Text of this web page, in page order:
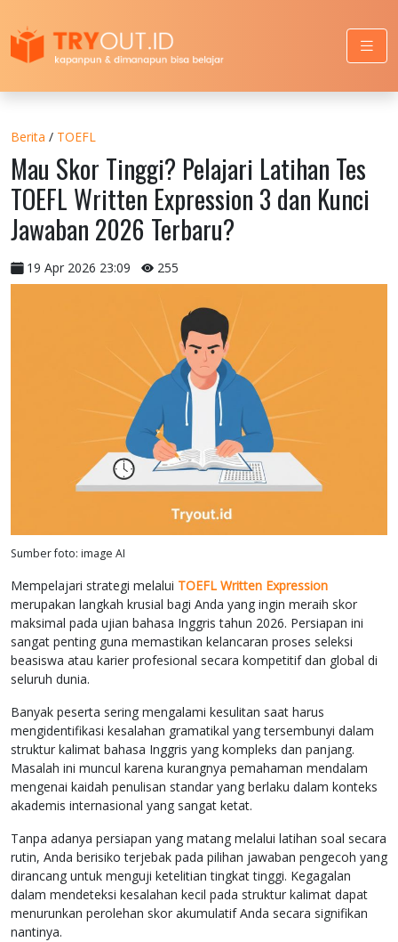
Berita / TOEFL
Mau Skor Tinggi? Pelajari Latihan Tes
TOEFL Written Expression 3 dan Kunci
Jawaban 2026 Terbaru?
19 Apr 2026 23:09 255
Sumber foto: image AI
Mempelajari strategi melalui TOEFL Written Expression
merupakan langkah krusial bagi Anda yang ingin meraih skor
maksimal pada ujian bahasa Inggris tahun 2026. Persiapan ini
sangat penting guna memastikan kelancaran proses seleksi
beasiswa atau karier profesional secara kompetitif dan global di
seluruh dunia.
Banyak peserta sering mengalami kesulitan saat harus
mengidentifikasi kesalahan gramatikal yang tersembunyi dalam
struktur kalimat bahasa Inggris yang kompleks dan panjang.
Masalah ini muncul karena kurangnya pemahaman mendalam
mengenai kaidah penulisan standar yang berlaku dalam konteks
akademis internasional yang sangat ketat.
Tanpa adanya persiapan yang matang melalui latihan soal secara
rutin, Anda berisiko terjebak pada pilihan jawaban pengecoh yang
dirancang untuk menguji ketelitian tingkat tinggi. Kegagalan
dalam mendeteksi kesalahan kecil pada struktur kalimat dapat
menurunkan perolehan skor akumulatif Anda secara signifikan
nantinya.